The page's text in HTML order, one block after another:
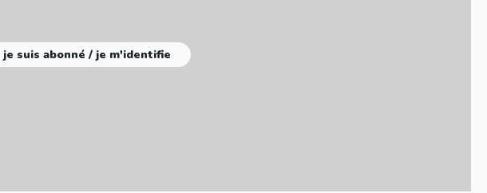
je suis abonné / je m'identifie